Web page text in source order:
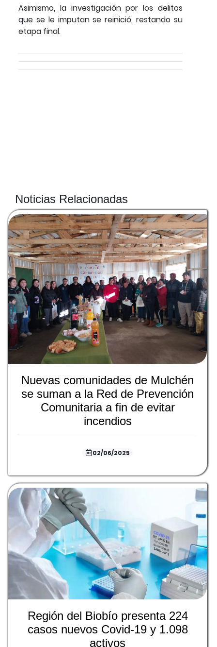
Asimismo, la investigación por los delitos
que se le imputan se reinició, restando su
etapa final.
Noticias Relacionadas
Nuevas comunidades de Mulchén
se suman a la Red de Prevención
Comunitaria a fin de evitar
incendios
02/06/2025
Región del Biobío presenta 224
casos nuevos Covid-19 y 1.098
activos